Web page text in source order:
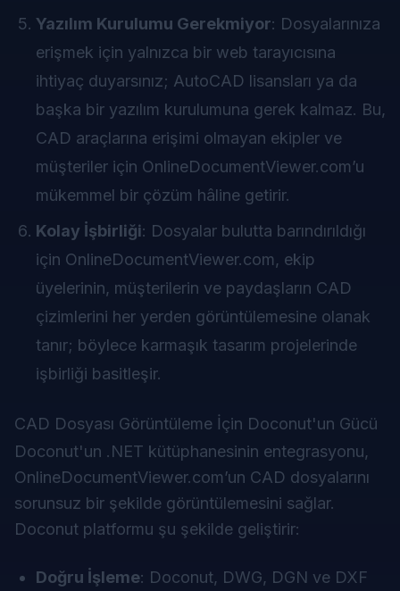
Yazılım Kurulumu Gerekmiyor: Dosyalarınıza
erişmek için yalnızca bir web tarayıcısına
ihtiyaç duyarsınız; AutoCAD lisansları ya da
başka bir yazılım kurulumuna gerek kalmaz. Bu,
CAD araçlarına erişimi olmayan ekipler ve
müşteriler için OnlineDocumentViewer.com’u
mükemmel bir çözüm hâline getirir.
Kolay İşbirliği: Dosyalar bulutta barındırıldığı
için OnlineDocumentViewer.com, ekip
üyelerinin, müşterilerin ve paydaşların CAD
çizimlerini her yerden görüntülemesine olanak
tanır; böylece karmaşık tasarım projelerinde
işbirliği basitleşir.
CAD Dosyası Görüntüleme İçin Doconut'un Gücü
Doconut'un .NET kütüphanesinin entegrasyonu,
OnlineDocumentViewer.com’un CAD dosyalarını
sorunsuz bir şekilde görüntülemesini sağlar.
Doconut platformu şu şekilde geliştirir:
Doğru İşleme: Doconut, DWG, DGN ve DXF